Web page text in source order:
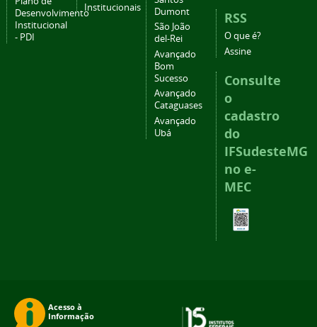
Desenvolvimento
Institucional
- PDI
Institucionais
Dumont
São João
del-Rei
Avançado
Bom
Sucesso
Avançado
Cataguases
Avançado
Ubá
RSS
O que é?
Assine
Consulte
o
cadastro
do
IFSudesteMG
no e-
MEC